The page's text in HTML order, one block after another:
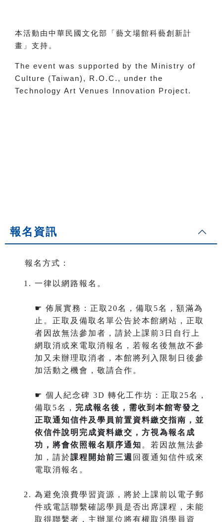
本活動由中華民國文化部「藝文場館科藝創新計
畫」支持。
The event was supported by the Ministry of
Culture (Taiwan), R.O.C., under the
Technology Art Venues Innovation Project.
報名資訊
報名方式：
一律以網路報名。
☛ 佈展實務：正取20名，備取5名，額滿為
止。正取及備取名單公告於本館網站，正取
者因故無法參加者，請於上課前3日自行上
網取消或來電取消報名，若報名後無故不參
加又未辦理取消者，本館將列入限制日後參
加活動之機會，敬請合作。
☛ 個人紀念碑 3D 轉化工作坊：正取25名，
備取5名， 完成報名後，需收到本館寄發之
正取通知信件及學員前置資料繳交指南，並
依信件說明完成資料繳交，方視為報名成
功，將會依照報名順序通知 。若因故無法參
加，請於課程開始前三週 回覆通知信件或來
電取消報名。
為避免浪費學習資源，將於上課前以電子郵
件或電話聯繫確認學員是否出席課程，未能
取得聯繫者，主辦單位將有權取消學員資